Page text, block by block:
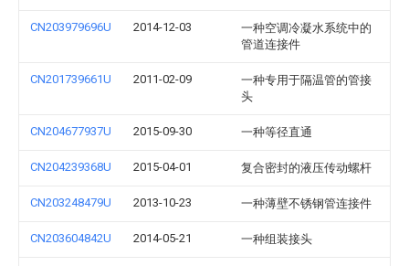
CN203979696U 2014-12-03
一种空调冷凝水系统中的
管道连接件
CN201739661U 2011-02-09
一种专用于隔温管的管接
头
CN204677937U 2015-09-30 一种等径直通
CN204239368U 2015-04-01 复合密封的液压传动螺杆
CN203248479U 2013-10-23 一种薄壁不锈钢管连接件
CN203604842U 2014-05-21 一种组装接头